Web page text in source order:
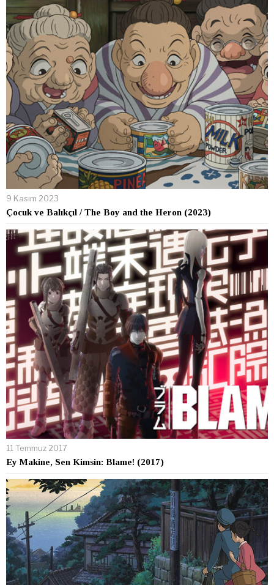
9 Kasım 2023
Çocuk ve Balıkçıl / The Boy and the Heron (2023)
11 Temmuz 2017
Ey Makine, Sen Kimsin: Blame! (2017)